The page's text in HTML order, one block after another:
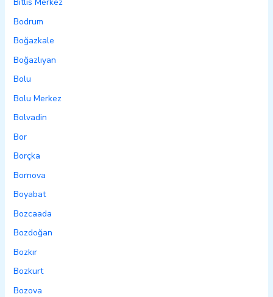
Bodrum
Boğazkale
Boğazlıyan
Bolu
Bolu Merkez
Bolvadin
Bor
Borçka
Bornova
Boyabat
Bozcaada
Bozdoğan
Bozkır
Bozkurt
Bozova